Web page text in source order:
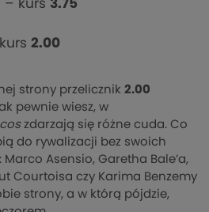
– kurs 3.75
2.00
strony przelicznik 2.00
pewnie wiesz, w
zdarzają się różne cuda. Co
do rywalizacji bez swoich
Asensio, Garetha Bale’a,
Courtoisa czy Karima Benzemy
strony, a w którą pójdzie,